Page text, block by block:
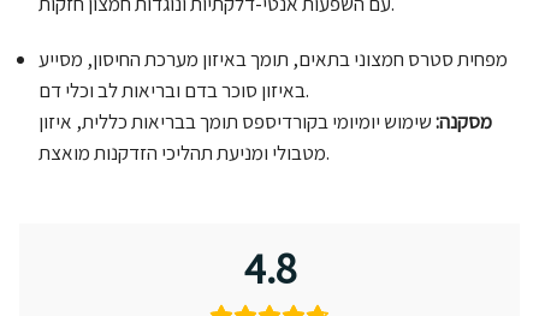
מפחית סטרס חמצוני בתאים, תומך באיזון מערכת החיסון, מסייע
באיזון סוכר בדם ובריאות לב וכלי דם.
מסקנה:שימוש יומיומי בקורדיספס תומך בבריאות כללית, איזון
מטבולי ומניעת תהליכי הזדקנות מואצת.
4.8